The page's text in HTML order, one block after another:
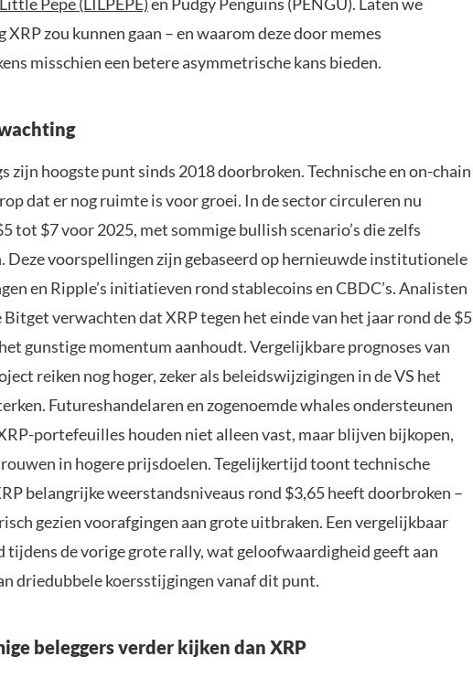
XRP zou kunnen gaan – en waarom deze door memes
misschien een betere asymmetrische kans bieden.
zijn hoogste punt sinds 2018 doorbroken. Technische en on-chain
dat er nog ruimte is voor groei. In de sector circuleren nu
tot $7 voor 2025, met sommige bullish scenario’s die zelfs
Deze voorspellingen zijn gebaseerd op hernieuwde institutionele
en Ripple’s initiatieven rond stablecoins en CBDC’s. Analisten
Bitget verwachten dat XRP tegen het einde van het jaar rond de $5
gunstige momentum aanhoudt. Vergelijkbare prognoses van
reiken nog hoger, zeker als beleidswijzigingen in de VS het
Futureshandelaren en zogenoemde whales ondersteunen
portefeuilles houden niet alleen vast, maar blijven bijkopen,
in hogere prijsdoelen. Tegelijkertijd toont technische
belangrijke weerstandsniveaus rond $3,65 heeft doorbroken –
gezien voorafgingen aan grote uitbraken. Een vergelijkbaar
de vorige grote rally, wat geloofwaardigheid geeft aan
driedubbele koersstijgingen vanaf dit punt.
beleggers verder kijken dan XRP